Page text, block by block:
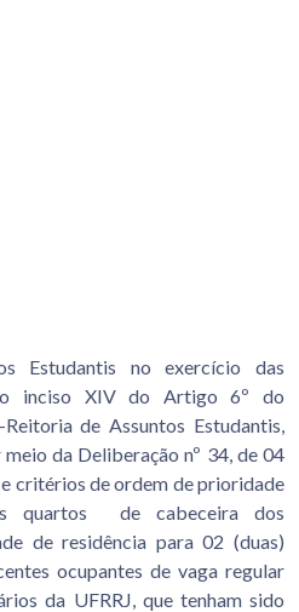
Estudantis no exercício das
inciso XIV do Artigo 6º do
de Assuntos Estudantis,
da Deliberação nº 34, de 04
critérios de ordem de prioridade
quartos de cabeceira dos
de residência para 02 (duas)
ocupantes de vaga regular
da UFRRJ, que tenham sido